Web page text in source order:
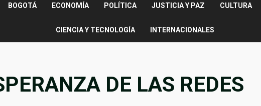
BOGOTÁ ECONOMÍA POLÍTICA JUSTICIA Y PAZ CULTURA
CIENCIA Y TECNOLOGÍA INTERNACIONALES
DE LAS REDES